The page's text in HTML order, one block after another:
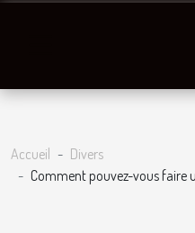
Accueil
Divers
Comment pouvez-vous faire